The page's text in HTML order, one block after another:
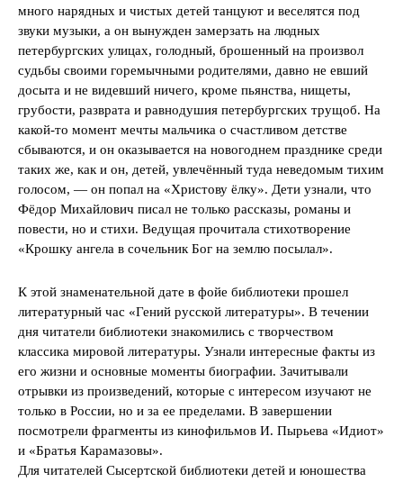
много нарядных и чистых детей танцуют и веселятся под
звуки музыки, а он вынужден замерзать на людных
петербургских улицах, голодный, брошенный на произвол
судьбы своими горемычными родителями, давно не евший
досыта и не видевший ничего, кроме пьянства, нищеты,
грубости, разврата и равнодушия петербургских трущоб. На
какой-то момент мечты мальчика о счастливом детстве
сбываются, и он оказывается на новогоднем празднике среди
таких же, как и он, детей, увлечённый туда неведомым тихим
голосом, — он попал на «Христову ёлку». Дети узнали, что
Фёдор Михайлович писал не только рассказы, романы и
повести, но и стихи. Ведущая прочитала стихотворение
«Крошку ангела в сочельник Бог на землю посылал».
К этой знаменательной дате в фойе библиотеки прошел
литературный час «Гений русской литературы». В течении
дня читатели библиотеки знакомились с творчеством
классика мировой литературы. Узнали интересные факты из
его жизни и основные моменты биографии. Зачитывали
отрывки из произведений, которые с интересом изучают не
только в России, но и за ее пределами. В завершении
посмотрели фрагменты из кинофильмов И. Пырьева «Идиот»
и «Братья Карамазовы».
Для читателей Сысертской библиотеки детей и юношества